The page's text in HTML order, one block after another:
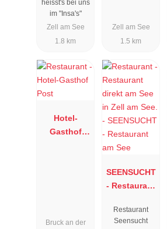
heisst's bei uns
im "Insa's"
Zell am See
1.8 km
Zell am See
1.5 km
Hotel-
Gasthof
Bruck an der
SEENSUCHT
- Restaurant
Restaurant
Seensucht